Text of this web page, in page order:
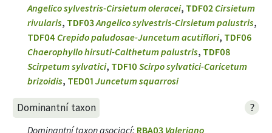
Angelico sylvestris-Cirsietum oleracei, TDF02 Cirsietum
rivularis, TDF03Angelico sylvestris-Cirsietum palustris,
TDF04 Crepido paludosae-Juncetum acutiflori, TDF06
Chaerophyllo hirsuti-Calthetum palustris, TDF08
Scirpetum sylvatici, TDF10Scirpo sylvatici-Caricetum
brizoidis, TED01Juncetum squarrosi
Dominantní taxon ?
Dominantní taxon asociací: RBA03 Valeriano